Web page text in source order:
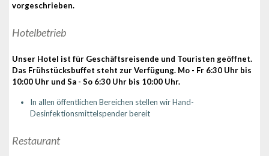
vorgeschrieben.
Hotelbetrieb
Unser Hotel ist für Geschäftsreisende und Touristen geöffnet.
Das Frühstücksbuffet steht zur Verfügung. Mo - Fr 6:30 Uhr bis
10:00 Uhr und Sa - So 6:30 Uhr bis 10:00 Uhr.
In allen öffentlichen Bereichen stellen wir Hand-
Desinfektionsmittelspender bereit
Restaurant